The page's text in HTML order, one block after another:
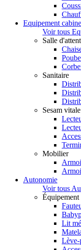
Equipement
Voir tous
Salle
Sanitaire
Sesam vitale
Mobilier
Autonomie
Voir tous
Équipement
Lit
Lève-